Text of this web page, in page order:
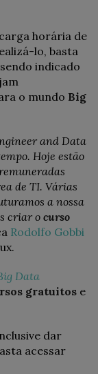
horária de
lo, basta
indicado
o mundo Big
and Data
Hoje estão
de TI. Várias
a nossa
criar o curso
Rodolfo Gobbi
Data
gratuitos e
dar
acessar